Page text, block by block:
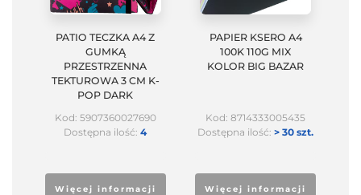
PATIO TECZKA A4 Z
GUMKĄ
PRZESTRZENNA
TEKTUROWA 3 CM K-
POP DARK
Kod: 5907360027690
Dostępna ilość:4
Więcej informacji
PAPIER KSERO A4
100K 110G MIX
KOLOR BIG BAZAR
Kod: 8714333005435
Dostępna ilość:> 30 szt.
Więcej informacji